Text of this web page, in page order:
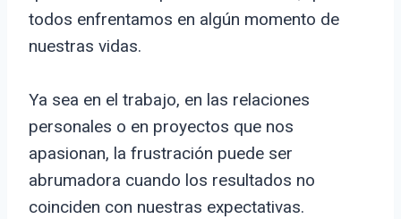
todos enfrentamos en algún momento de
nuestras vidas.
Ya sea en el trabajo, en las relaciones
personales o en proyectos que nos
apasionan, la frustración puede ser
abrumadora cuando los resultados no
coinciden con nuestras expectativas.